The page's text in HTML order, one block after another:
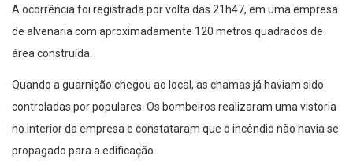
A ocorrência foi registrada por volta das 21h47, em uma empresa
de alvenaria com aproximadamente 120 metros quadrados de
área construída.
Quando a guarnição chegou ao local, as chamas já haviam sido
controladas por populares. Os bombeiros realizaram uma vistoria
no interior da empresa e constataram que o incêndio não havia se
propagado para a edificação.